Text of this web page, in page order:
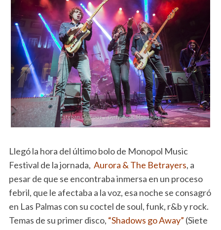
Llegó la hora del último bolo de Monopol Music
Festival de la jornada, Aurora & The Betrayers, a
pesar de que se encontraba inmersa en un proceso
febril, que le afectaba a la voz, esa noche se consagró
en Las Palmas con su coctel de soul, funk, r&b y rock.
Temas de su primer disco, “Shadows go Away” (Siete